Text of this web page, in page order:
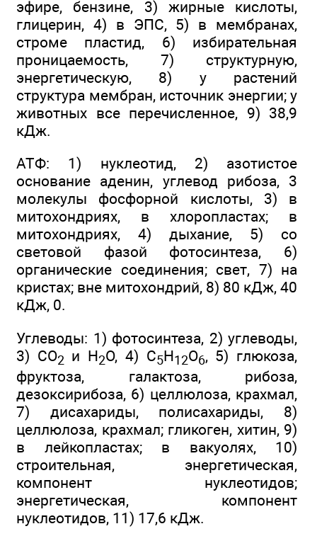
эфире, бензине, 3) жирные кислоты,
глицерин, 4) в ЭПС, 5) в мембранах,
строме пластид, 6) избирательная
проницаемость, 7) структурную,
энергетическую, 8) у растений
структура мембран, источник энергии; у
животных все перечисленное, 9) 38,9
кДж.
АТФ: 1) нуклеотид, 2) азотистое
основание аденин, углевод рибоза, 3
молекулы фосфорной кислоты, 3) в
митохондриях, в хлоропластах; в
митохондриях, 4) дыхание, 5) со
световой фазой фотосинтеза, 6)
органические соединения; свет, 7) на
кристах; вне митохондрий, 8) 80 кДж, 40
кДж, 0.
Углеводы: 1) фотосинтеза, 2) углеводы,
3) СO2 и Н2O, 4) С5Н12O6, 5) глюкоза,
фруктоза, галактоза, рибоза,
дезоксирибоза, 6) целлюлоза, крахмал,
7) дисахариды, полисахариды, 8)
целлюлоза, крахмал; гликоген, хитин, 9)
в лейкопластах; в вакуолях, 10)
строительная, энергетическая,
компонент нуклеотидов;
энергетическая, компонент
нуклеотидов, 11) 17,6 кДж.